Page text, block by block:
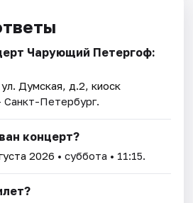
Чарующий Петергоф:
ул. Думская, д.2, киоск
Санкт-Петербург.
концерт?
2026 • суббота • 11:15.